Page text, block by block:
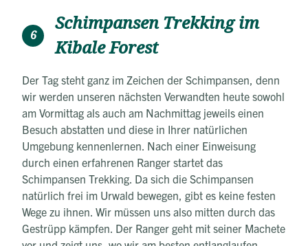
6
Schimpansen Trekking im
Kibale Forest
Der Tag steht ganz im Zeichen der Schimpansen, denn
wir werden unseren nächsten Verwandten heute sowohl
am Vormittag als auch am Nachmittag jeweils einen
Besuch abstatten und diese in Ihrer natürlichen
Umgebung kennenlernen. Nach einer Einweisung
durch einen erfahrenen Ranger startet das
Schimpansen Trekking. Da sich die Schimpansen
natürlich frei im Urwald bewegen, gibt es keine festen
Wege zu ihnen. Wir müssen uns also mitten durch das
Gestrüpp kämpfen. Der Ranger geht mit seiner Machete